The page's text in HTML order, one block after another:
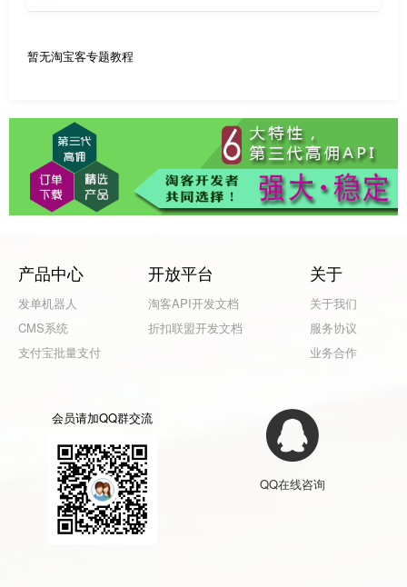
暂无淘宝客专题教程
产品中心
发单机器人
CMS系统
支付宝批量支付
开放平台
淘客API开发文档
折扣联盟开发文档
关于
关于我们
服务协议
业务合作
会员请加QQ群交流
QQ在线咨询